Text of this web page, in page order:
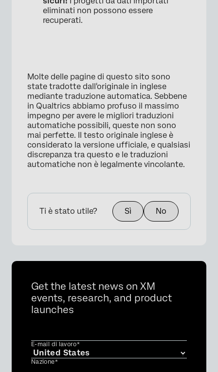
eliminati non possono essere
recuperati.
Molte delle pagine di questo sito sono
state tradotte dall'originale in inglese
mediante traduzione automatica. Sebbene
in Qualtrics abbiamo profuso il massimo
impegno per avere le migliori traduzioni
automatiche possibili, queste non sono
mai perfette. Il testo originale inglese è
considerato la versione ufficiale, e qualsiasi
discrepanza tra questo e le traduzioni
automatiche non è legalmente vincolante.
Ti è stato utile? Sì No
Get the latest news on XM
events, research, and product
launches
E-mail di lavoro*
Nazione*